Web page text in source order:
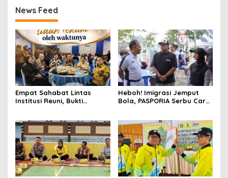
News Feed
Empat Sahabat Lintas
Institusi Reuni, Bukti
Heboh! Imigrasi Jemput
Bola, PASPORIA Serbu Car
Layanan Paspor Akhir
Pekan